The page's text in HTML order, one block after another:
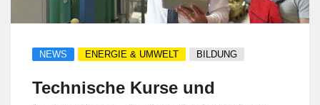
NEWS ENERGIE & UMWELT BILDUNG
Technische Kurse und